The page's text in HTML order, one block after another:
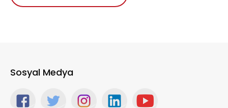
Sosyal Medya